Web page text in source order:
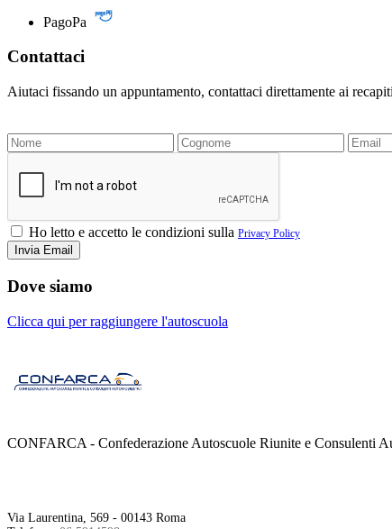
PagoPa
Contattaci
Aiutaci fissando un appuntamento, contattaci direttamente ai
Ho letto e accetto le condizioni sulla Privacy Policy
Dove siamo
Clicca qui per raggiungere l'autoscuola
CONFARCA - Confederazione Autoscuole Riunite e Consulenti
Via Laurentina, 569 - 00143 Roma